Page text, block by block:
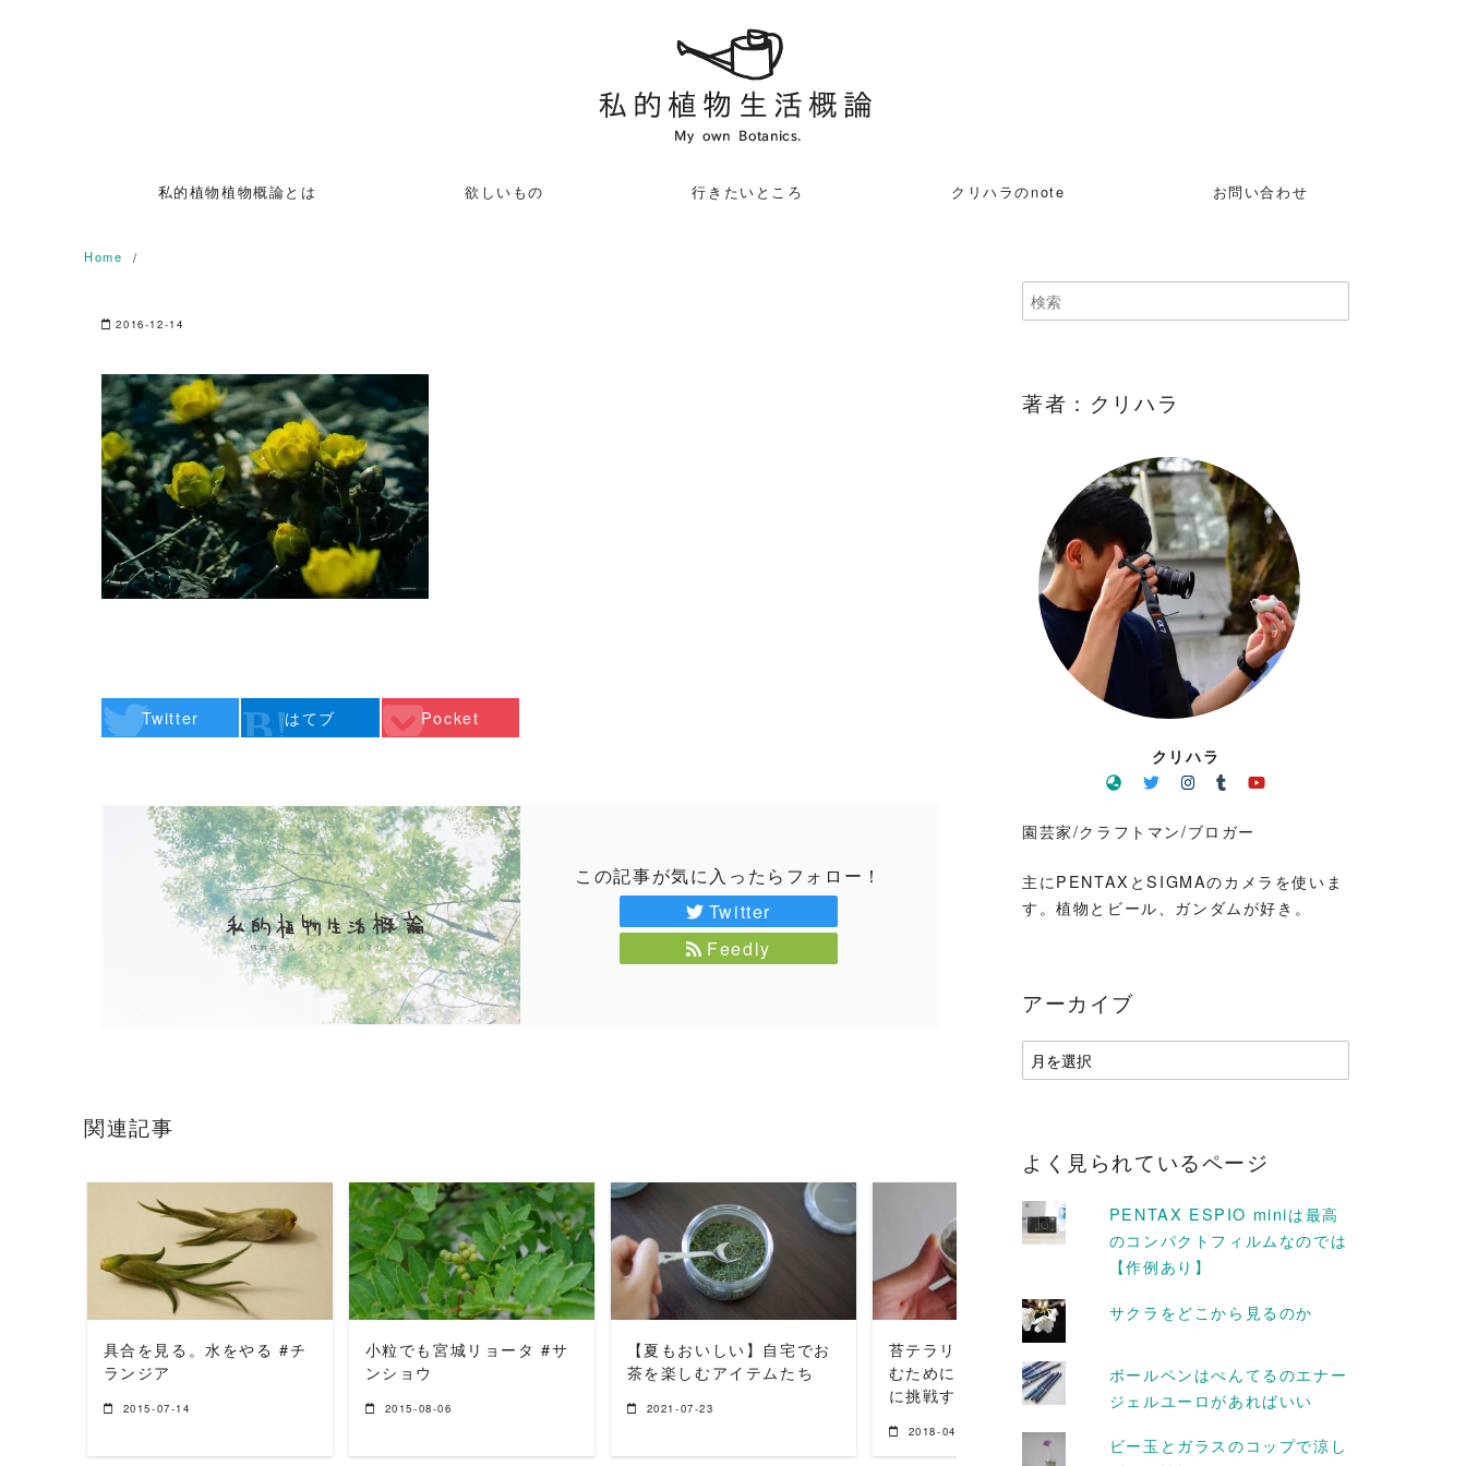
私的植物植物概論とは 欲しいもの 行きたいところ クリハラのnote お問い合わせ
Home
2016-12-14
Twitter はてブ Pocket
この記事が気に入ったらフォロー！
Twitter
Feedly
関連記事
READ MORE
具合を見る。水をやる #チ
ランジア
2015-07-14
READ MORE
小粒でも宮城リョータ #サ
ンショウ
2015-08-06
READ MORE
【夏もおいしい】自宅でお
茶を楽しむアイテムたち
2021-07-23
READ MORE
苔テラリウムを自宅で楽し
むために、コケ栽培キット
に挑戦するよ
2018-04-20
READ MORE
ードを調べる方法
【DigitalColorMeter】
著者：クリハラ
クリハラ
園芸家/クラフトマン/ブロガー
主にPENTAXとSIGMAのカメラを使いま
す。植物とビール、ガンダムが好き。
アーカイブ
ア
ー
ブ
よく見られているページ
PENTAX ESPIO miniは最高
のコンパクトフィルムなのでは
【作例あり】
サクラをどこから見るのか
ボールペンはぺんてるのエナー
ジェルユーロがあればいい
ビー玉とガラスのコップで涼し